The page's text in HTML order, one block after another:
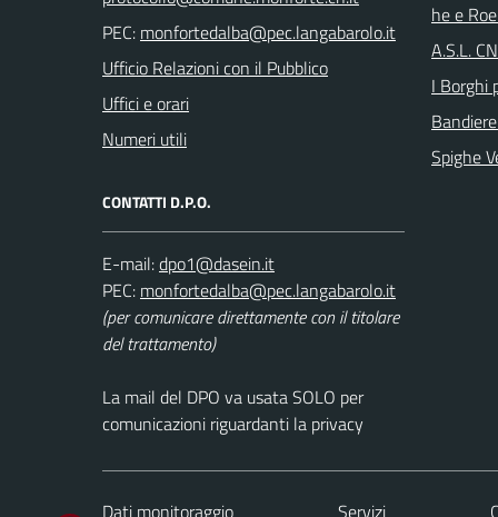
PEC:
Ufficio Relazioni con il Pubblico
Uffici e orari
Numeri utili
CONTATTI D.P.O.
E-mail:
PEC:
(per comunicare direttamente con il titolare
del trattamento)
La mail del DPO va usata SOLO per
comunicazioni riguardanti la privacy
he e
A.S.L.
I Borghi
Spighe
Dati monitoraggio Servizi